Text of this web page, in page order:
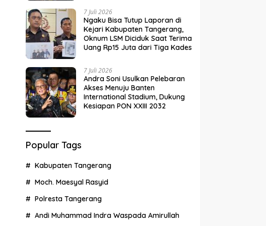
7 Juli 2026
Ngaku Bisa Tutup Laporan di
Kejari Kabupaten Tangerang,
Oknum LSM Diciduk Saat Terima
Uang Rp15 Juta dari Tiga Kades
7 Juli 2026
Andra Soni Usulkan Pelebaran
Akses Menuju Banten
International Stadium, Dukung
Kesiapan PON XXIII 2032
Popular Tags
Kabupaten Tangerang
Moch. Maesyal Rasyid
Polresta Tangerang
Andi Muhammad Indra Waspada Amirullah